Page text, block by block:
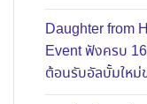
Daughter from
Event ฟังครบ
ต้อนรับอัลบั้มใหม่